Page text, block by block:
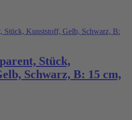
Stück,
Schwarz, B: 15 cm,